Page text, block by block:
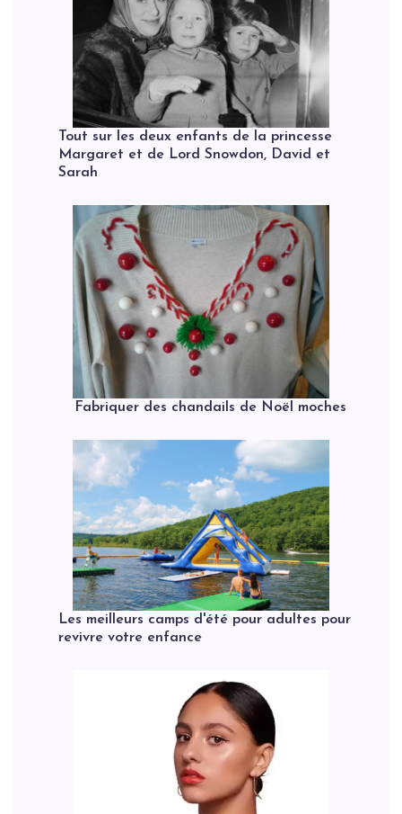
Tout sur les deux enfants de la princesse
Margaret et de Lord Snowdon, David et
Sarah
Fabriquer des chandails de Noël moches
Les meilleurs camps d'été pour adultes pour
revivre votre enfance